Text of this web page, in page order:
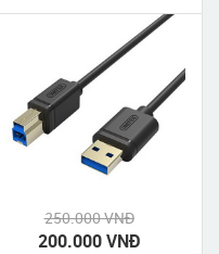
Displayport 2M Ugreen hỗ
trợ 4k 2k chính hãng giá rẻ
250.000 VNĐ
200.000 VNĐ